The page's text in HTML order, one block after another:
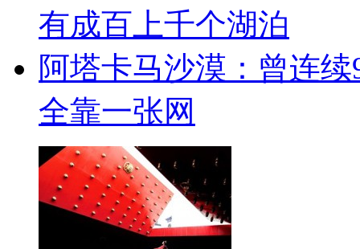
有成百上千个湖泊
阿塔卡马沙漠：曾连
全靠一张网